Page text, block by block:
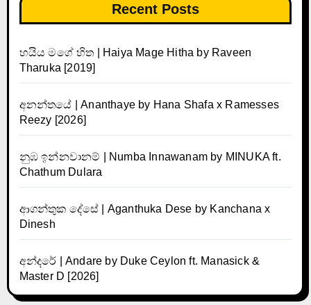
Recent Posts
හයිය මගේ හිත | Haiya Mage Hitha by Raveen
Tharuka [2019]
අනන්තයේ | Ananthaye by Hana Shafa x Ramesses
Reezy [2026]
නුඹ ඉන්නවානම් | Numba Innawanam by MINUKA ft.
Chathum Dulara
ආගන්තුක දේසේ | Aganthuka Dese by Kanchana x
Dinesh
අන්දරේ | Andare by Duke Ceylon ft. Manasick &
Master D [2026]